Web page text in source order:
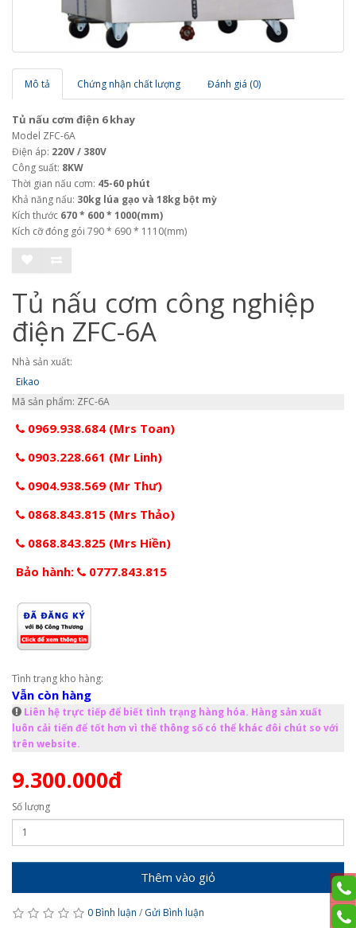
Mô tả Chứng nhận chất lượng Đánh giá (0)
Tủ nấu cơm điện 6 khay
Model ZFC-6A
Điện áp: 220V / 380V
Công suất: 8KW
Thời gian nấu cơm: 45-60 phút
Khả năng nấu: 30kg lúa gạo và 18kg bột mỳ
Kích thước 670 * 600 * 1000(mm)
Kích cỡ đóng gói 790 * 690 * 1110(mm)
Tủ nấu cơm công nghiệp
điện ZFC-6A
Nhà sản xuất:
Eikao
Mã sản phẩm: ZFC-6A
0969.938.684 (Mrs Toan)
0903.228.661 (Mr Linh)
0904.938.569 (Mr Thư)
0868.843.815 (Mrs Thảo)
0868.843.825 (Mrs Hiền)
Bảo hành:
0777.843.815
Tình trạng kho hàng:
Vẫn còn hàng
Liên hệ trực tiếp để biết tình trạng hàng hóa. Hàng sản xuất
luôn cải tiến để tốt hơn vì thế thông số có thể khác đôi chút so với
trên website.
9.300.000đ
Số lượng
Thêm vào giỏ
0 Bình luận / Gửi Bình luận